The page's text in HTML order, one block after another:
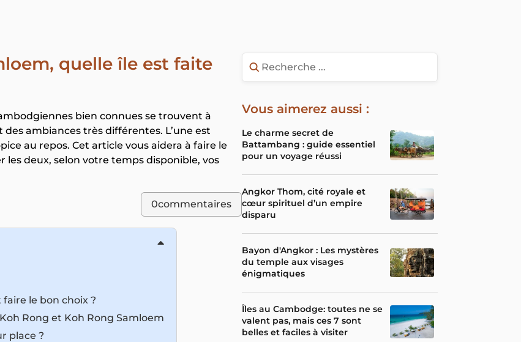
quelle île est faite
bien connues se trouvent à
ambiances très différentes. L’une est
au repos. Cet article vous aidera à faire le
les deux, selon votre temps disponible, vos
0commentaires
le bon choix ?
Rong et Koh Rong Samloem
place ?
Vous aimerez aussi :
Le charme secret de
Battambang : guide essentiel
pour un voyage réussi
Angkor Thom, cité royale et
cœur spirituel d’un empire
disparu
Bayon d'Angkor : Les mystères
du temple aux visages
énigmatiques
Îles au Cambodge: toutes ne se
valent pas, mais ces 7 sont
belles et faciles à visiter